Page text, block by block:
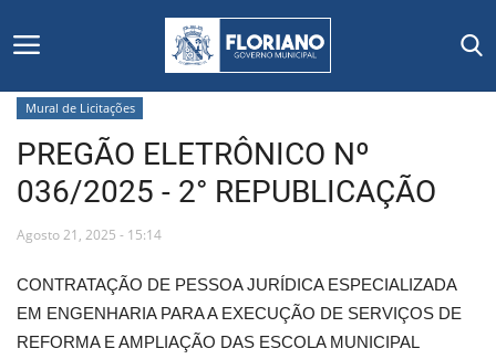
Início
Editais
Secretarias e Órgãos
Mural de Licitações
PREGÃO ELETRÔNICO Nº
036/2025 - 2° REPUBLICAÇÃO
Agosto 21, 2025 - 15:14
CONTRATAÇÃO DE PESSOA JURÍDICA ESPECIALIZADA
EM ENGENHARIA PARA A EXECUÇÃO DE SERVIÇOS DE
REFORMA E AMPLIAÇÃO DAS ESCOLA MUNICIPAL